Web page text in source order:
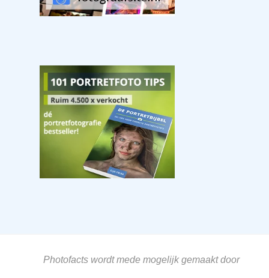
Photofacts wordt mede mogelijk gemaakt door